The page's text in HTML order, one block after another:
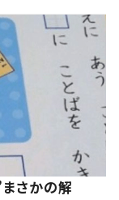
さかの解